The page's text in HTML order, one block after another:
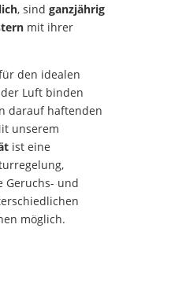
, sind ganzjährig
mit ihrer
den idealen
Luft binden
darauf haftenden
unserem
ist eine
Geruchs- und
möglich.